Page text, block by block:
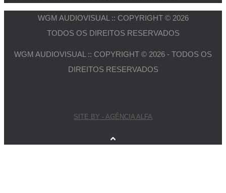
WGM AUDIOVISUAL :: COPYRIGHT © 2026
TODOS OS DIREITOS RESERVADOS
WGM AUDIOVISUAL :: COPYRIGHT © 2026 - TODOS OS
DIREITOS RESERVADOS
SITE BY - AGÊNCIA ALFA